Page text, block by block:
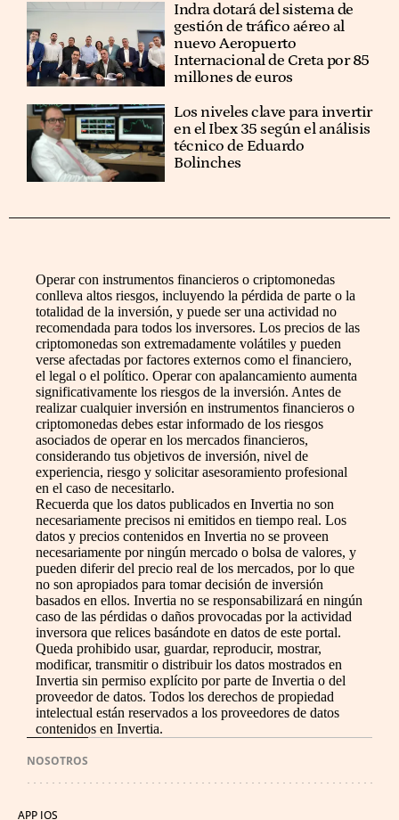
Indra dotará del sistema de
gestión de tráfico aéreo al
nuevo Aeropuerto
Internacional de Creta por 85
millones de euros
Los niveles clave para invertir
en el Ibex 35 según el análisis
técnico de Eduardo
Bolinches
Operar con instrumentos financieros o criptomonedas
conlleva altos riesgos, incluyendo la pérdida de parte o la
totalidad de la inversión, y puede ser una actividad no
recomendada para todos los inversores. Los precios de las
criptomonedas son extremadamente volátiles y pueden
verse afectadas por factores externos como el financiero,
el legal o el político. Operar con apalancamiento aumenta
significativamente los riesgos de la inversión. Antes de
realizar cualquier inversión en instrumentos financieros o
criptomonedas debes estar informado de los riesgos
asociados de operar en los mercados financieros,
considerando tus objetivos de inversión, nivel de
experiencia, riesgo y solicitar asesoramiento profesional
en el caso de necesitarlo.
Recuerda que los datos publicados en Invertia no son
necesariamente precisos ni emitidos en tiempo real. Los
datos y precios contenidos en Invertia no se proveen
necesariamente por ningún mercado o bolsa de valores, y
pueden diferir del precio real de los mercados, por lo que
no son apropiados para tomar decisión de inversión
basados en ellos. Invertia no se responsabilizará en ningún
caso de las pérdidas o daños provocadas por la actividad
inversora que relices basándote en datos de este portal.
Queda prohibido usar, guardar, reproducir, mostrar,
modificar, transmitir o distribuir los datos mostrados en
Invertia sin permiso explícito por parte de Invertia o del
proveedor de datos. Todos los derechos de propiedad
intelectual están reservados a los proveedores de datos
contenidos en Invertia.
NOSOTROS
APP IOS